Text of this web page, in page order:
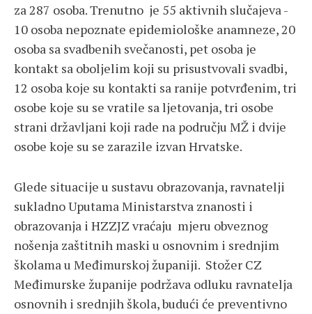
za 287 osoba. Trenutno je 55 aktivnih slučajeva -
10 osoba nepoznate epidemiološke anamneze, 20
osoba sa svadbenih svečanosti, pet osoba je
kontakt sa oboljelim koji su prisustvovali svadbi,
12 osoba koje su kontakti sa ranije potvrđenim, tri
osobe koje su se vratile sa ljetovanja, tri osobe
strani državljani koji rade na području MŽ i dvije
osobe koje su se zarazile izvan Hrvatske.
Glede situacije u sustavu obrazovanja, ravnatelji
sukladno Uputama Ministarstva znanosti i
obrazovanja i HZZJZ vraćaju mjeru obveznog
nošenja zaštitnih maski u osnovnim i srednjim
školama u Međimurskoj županiji. Stožer CZ
Međimurske županije podržava odluku ravnatelja
osnovnih i srednjih škola, budući će preventivno